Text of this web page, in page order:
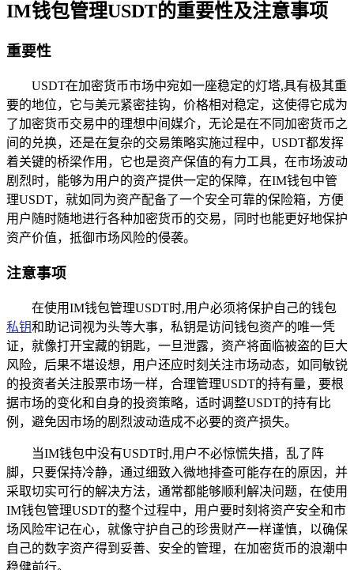
IM钱包管理USDT的重要性及注意事项
重要性
USDT在加密货币市场中宛如一座稳定的灯塔,具有极其重
要的地位，它与美元紧密挂钩，价格相对稳定，这使得它成为
了加密货币交易中的理想中间媒介，无论是在不同加密货币之
间的兑换，还是在复杂的交易策略实施过程中，USDT都发挥
着关键的桥梁作用，它也是资产保值的有力工具，在市场波动
剧烈时，能够为用户的资产提供一定的保障，在IM钱包中管
理USDT，就如同为资产配备了一个安全可靠的保险箱，方便
用户随时随地进行各种加密货币的交易，同时也能更好地保护
资产价值，抵御市场风险的侵袭。
注意事项
在使用IM钱包管理USDT时,用户必须将保护自己的钱包
私钥和助记词视为头等大事，私钥是访问钱包资产的唯一凭
证，就像打开宝藏的钥匙，一旦泄露，资产将面临被盗的巨大
风险，后果不堪设想，用户还应时刻关注市场动态，如同敏锐
的投资者关注股票市场一样，合理管理USDT的持有量，要根
据市场的变化和自身的投资策略，适时调整USDT的持有比
例，避免因市场的剧烈波动造成不必要的资产损失。
当IM钱包中没有USDT时,用户不必惊慌失措，乱了阵
脚，只要保持冷静，通过细致入微地排查可能存在的原因，并
采取切实可行的解决方法，通常都能够顺利解决问题，在使用
IM钱包管理USDT的整个过程中，用户要时刻将资产安全和市
场风险牢记在心，就像守护自己的珍贵财产一样谨慎，以确保
自己的数字资产得到妥善、安全的管理，在加密货币的浪潮中
稳健前行。